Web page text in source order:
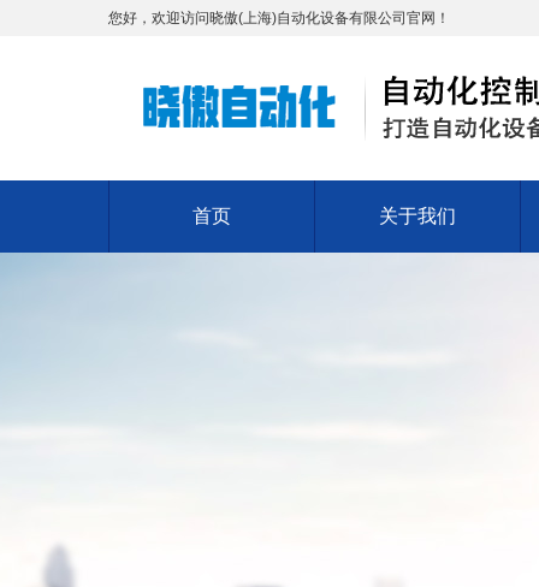
您好，欢迎访问晓傲(上海)自动化设备有限公司官网！
首页 关于我们